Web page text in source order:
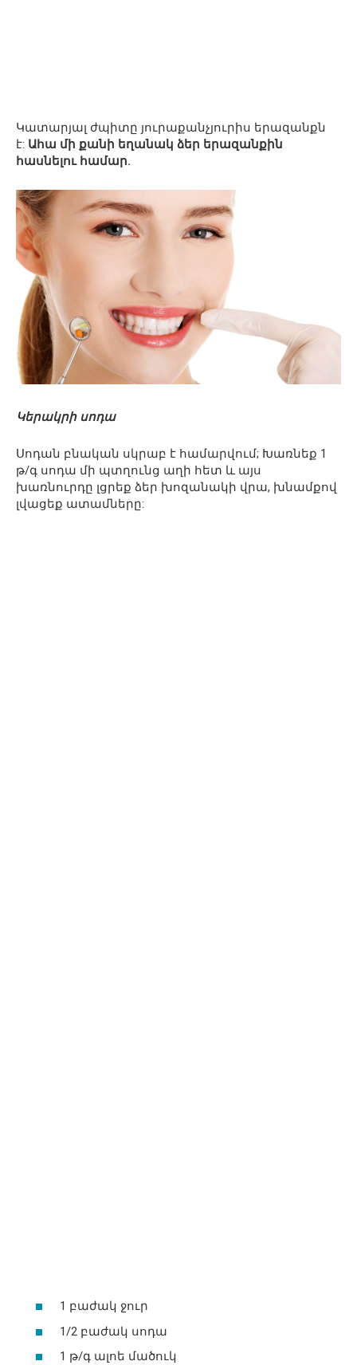
Կատարյալ ժպիտը յուրաքանչյուրիս երազանքն
է: Ահա մի քանի եղանակ ձեր երազանքին
հասնելու համար.
Կերակրի սոդա
Սոդան բնական սկրաբ է համարվում; Խառնեք 1
թ/գ սոդա մի պտղունց աղի հետ և այս
խառնուրդը լցրեք ձեր խոզանակի վրա, խնամքով
լվացեք ատամները:
1 բաժակ ջուր
1/2 բաժակ սոդա
1 թ/գ ալոե մածուկ